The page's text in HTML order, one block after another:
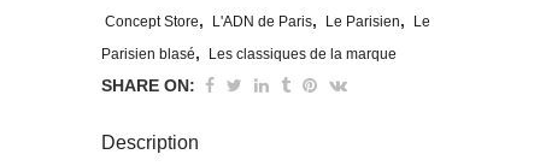
75
Concept Store, L'ADN de Paris, Le Parisien,
Le
Parisien blasé, Les classiques de la marque
SHARE ON:
Description